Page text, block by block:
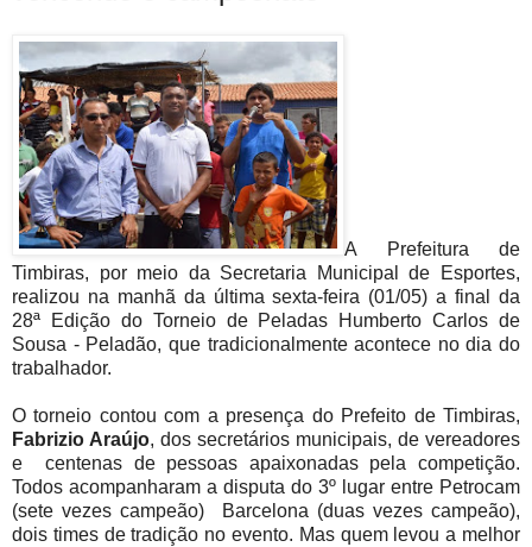
A Prefeitura de
Timbiras, por meio da Secretaria Municipal de Esportes,
realizou na manhã da última sexta-feira (01/05) a final da
28ª Edição do Torneio de Peladas Humberto Carlos de
Sousa - Peladão, que tradicionalmente acontece no dia do
trabalhador.
O torneio contou com a presença do Prefeito de Timbiras,
Fabrizio Araújo, dos secretários municipais, de vereadores
e centenas de pessoas apaixonadas pela competição.
Todos acompanharam a disputa do 3º lugar entre Petrocam
(sete vezes campeão) Barcelona (duas vezes campeão),
dois times de tradição no evento. Mas quem levou a melhor